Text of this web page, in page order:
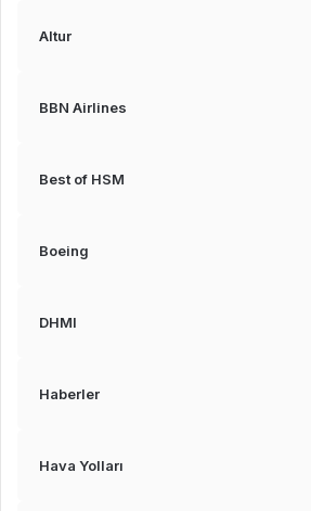
Altur
BBN Airlines
Best of HSM
Boeing
DHMI
Haberler
Hava Yolları